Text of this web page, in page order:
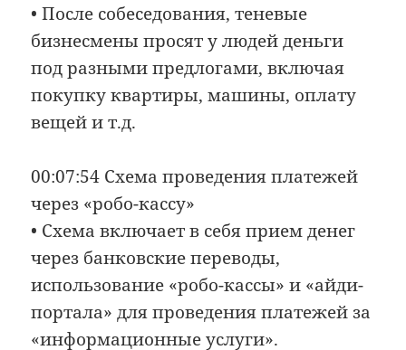
• После собеседования, теневые
бизнесмены просят у людей деньги
под разными предлогами, включая
покупку квартиры, машины, оплату
вещей и т.д.
00:07:54 Схема проведения платежей
через «робо-кассу»
• Схема включает в себя прием денег
через банковские переводы,
использование «робо-кассы» и «айди-
портала» для проведения платежей за
«информационные услуги».